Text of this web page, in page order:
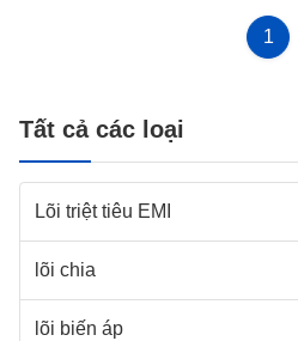
1
Tất cả các loại
Lõi triệt tiêu EMI
lõi chia
lõi biến áp